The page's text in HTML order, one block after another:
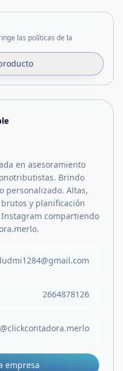
las políticas de la
en asesoramiento
Brindo
personalizado. Altas,
y planificación
compartiendo
ludmi1284@gmail.com
2664878126
empresa